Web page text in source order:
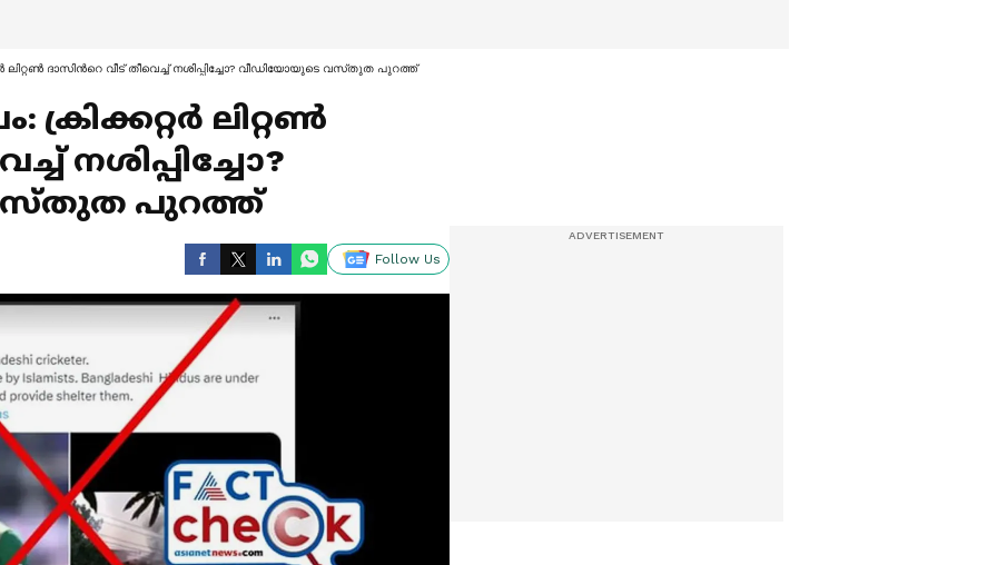
ലിറ്റണ്‍ ദാസിന്‍റെ വീട് തീവെച്ച് നശിപ്പിച്ചോ? വീഡിയോയുടെ വസ്‌തുത പുറത്ത്
ക്രിക്കറ്റര്‍ ലിറ്റണ്‍
നശിപ്പിച്ചോ?
പുറത്ത്
Follow Us